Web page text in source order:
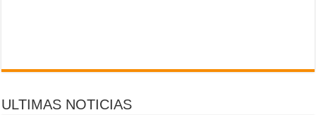
ULTIMAS NOTICIAS